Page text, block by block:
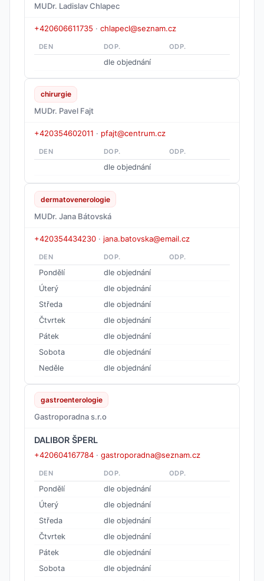
MUDr. Ladislav Chlapec
+420606611735 · chlapecl@seznam.cz
DEN DOP. ODP.
dle objednání
chirurgie
MUDr. Pavel Fajt
+420354602011 · pfajt@centrum.cz
DEN DOP. ODP.
dle objednání
dermatovenerologie
MUDr. Jana Bátovská
+420354434230 · jana.batovska@email.cz
DEN DOP. ODP.
Pondělí
dle objednání
Úterý
dle objednání
Středa
dle objednání
Čtvrtek
dle objednání
Pátek
dle objednání
Sobota
dle objednání
Neděle
dle objednání
gastroenterologie
Gastroporadna s.r.o
DALIBOR ŠPERL
+420604167784 · gastroporadna@seznam.cz
DEN DOP. ODP.
Pondělí
dle objednání
Úterý
dle objednání
Středa
dle objednání
Čtvrtek
dle objednání
Pátek
dle objednání
Sobota
dle objednání